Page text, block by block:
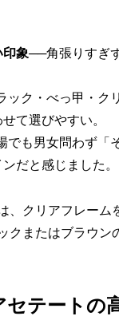
象──角張りすぎ
ック・べっ甲・ク
て選びやすい。
でも男女問わず「
だと感じました。
クリアフレーム
クまたはブラウ
テートの